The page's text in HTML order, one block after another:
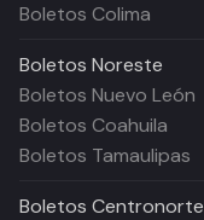
Boletos Colima
Boletos Noreste
Boletos Nuevo León
Boletos Coahuila
Boletos Tamaulipas
Boletos Centronorte